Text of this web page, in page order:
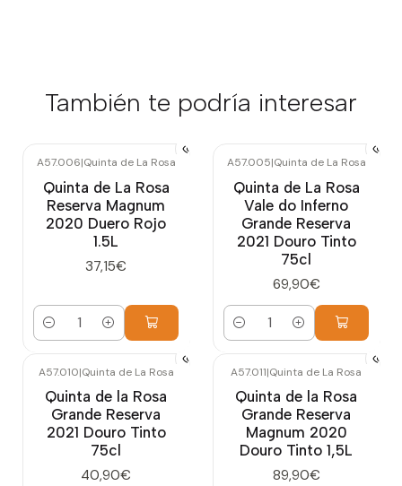
También te podría interesar
A57.006|Quinta de La Rosa
Quinta de La Rosa
Reserva Magnum
2020 Duero Rojo
1.5L
37,15€
Cantidad
A57.005|Quinta de La Rosa
Quinta de La Rosa
Vale do Inferno
Grande Reserva
2021 Douro Tinto
75cl
69,90€
Cantidad
A57.010|Quinta de La Rosa
Quinta de la Rosa
Grande Reserva
2021 Douro Tinto
75cl
40,90€
A57.011|Quinta de La Rosa
Quinta de la Rosa
Grande Reserva
Magnum 2020
Douro Tinto 1,5L
89,90€